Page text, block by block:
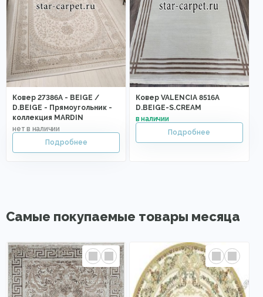
Ковер 27386A - BEIGE /
D.BEIGE - Прямоугольник -
коллекция MARDIN
Ковер VALENCIA 8516A
D.BEIGE-S.CREAM
Самые покупаемые товары месяца